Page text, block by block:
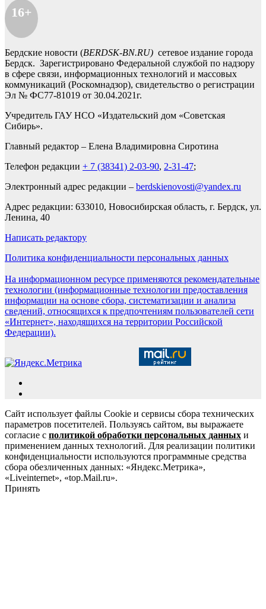
16+
Бердские новости (BERDSK-BN.RU) сетевое издание города
Бердск. Зарегистрировано Федеральной службой по надзору
в сфере связи, информационных технологий и массовых
коммуникаций (Роскомнадзор), свидетельство о регистрации
Эл № ФС77-81019 от 30.04.2021г.
Учредитель ГАУ НСО «Издательский дом «Советская
Сибирь».
Главный редактор – Елена Владимировна Сиротина
Телефон редакции + 7 (38341) 2-03-90, 2-31-47;
Электронный адрес редакции – berdskienovosti@yandex.ru
Адрес редакции: 633010, Новосибирская область, г. Бердск, ул.
Ленина, 40
Написать редактору
Политика конфиденциальности персональных данных
На информационном ресурсе применяются рекомендательные
технологии (информационные технологии предоставления
информации на основе сбора, систематизации и анализа
сведений, относящихся к предпочтениям пользователей сети
«Интернет», находящихся на территории Российской
Федерации).
Сайт использует файлы Cookie и сервисы сбора технических
параметров посетителей. Пользуясь сайтом, вы выражаете
согласие с политикой обработки персональных данных и
применением данных технологий. Для реализации политики
конфиденциальности используются программные средства
сбора обезличенных данных: «Яндекс.Метрика»,
«Liveinternet», «top.Mail.ru».
Принять